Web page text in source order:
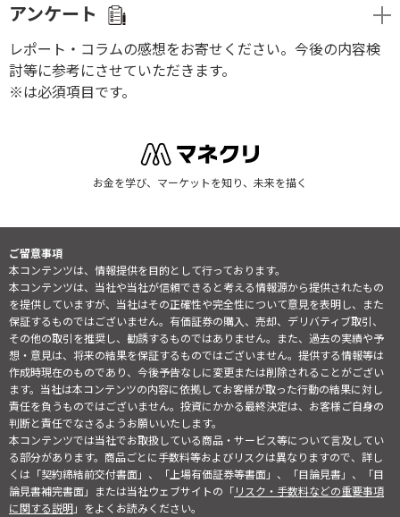
アンケート
レポート・コラムの感想をお寄せください。今後の内容検
討等に参考にさせていただきます。
※は必須項目です。
お金を学び、マーケットを知り、未来を描く
ご留意事項
本コンテンツは、情報提供を目的として行っております。
本コンテンツは、当社や当社が信頼できると考える情報源から提供されたもの
を提供していますが、当社はその正確性や完全性について意見を表明し、また
保証するものではございません。有価証券の購入、売却、デリバティブ取引、
その他の取引を推奨し、勧誘するものではありません。また、過去の実績や予
想・意見は、将来の結果を保証するものではございません。提供する情報等は
作成時現在のものであり、今後予告なしに変更または削除されることがござい
ます。当社は本コンテンツの内容に依拠してお客様が取った行動の結果に対し
責任を負うものではございません。投資にかかる最終決定は、お客様ご自身の
判断と責任でなさるようお願いいたします。
本コンテンツでは当社でお取扱している商品・サービス等について言及してい
る部分があります。商品ごとに手数料等およびリスクは異なりますので、詳し
くは「契約締結前交付書面」、「上場有価証券等書面」、「目論見書」、「目
論見書補完書面」または当社ウェブサイトの「リスク・手数料などの重要事項
に関する説明」をよくお読みください。